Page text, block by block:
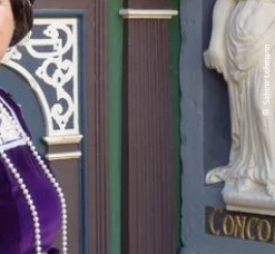
© Sabine Lohmann